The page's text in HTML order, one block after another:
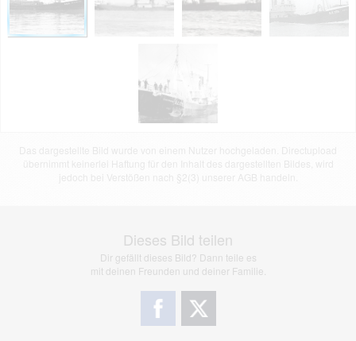
Dieses Bild teilen
Dir gefällt dieses Bild? Dann teile es
mit deinen Freunden und deiner Familie.